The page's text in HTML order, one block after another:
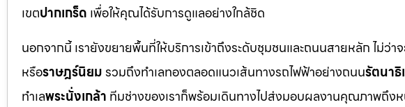
เขตปากเกร็ด เพื่อให้คุณได้รับการดูแลอย่างใกล้ชิด
นอกจากนี้ เรายังขยายพื้นที่ให้บริการเข้าถึงระดับชุมชนและถนนสายหลัก ไม่ว่า
หรือราษฎร์นิยมรวมถึงทำเลทองตลอดแนวเส้นทางรถไฟฟ้าอย่างถนนรัตนา
ทำเลพระนั่งเกล้า ทีมช่างของเราก็พร้อมเดินทางไปส่งมอบผลงานคุณภาพถึง